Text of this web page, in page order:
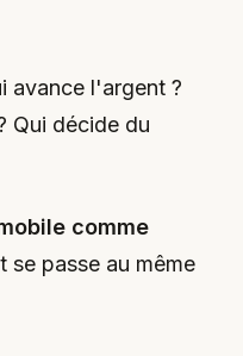
avance l'argent ?
Qui décide du
comme
se passe au même